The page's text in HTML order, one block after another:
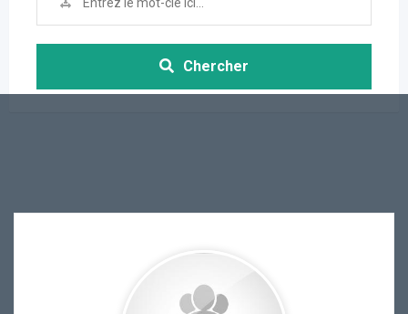
Chercher